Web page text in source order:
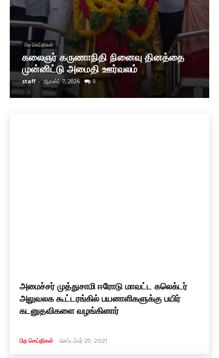
பிற செய்திகள்
கலைஞர் கருணாநிதி நினைவு தினத்தை
முன்னிட்டு அமைதி ஊர்வலம்
staff - ஆகஸ்ட் 7, 2026 0
அமைச்சர் முத்துசாமி ஈரோடு மாவட்ட கலெக்டர்
அலுவலக கூட்டரங்கில் பயனாளிகளுக்கு பயிர்
கடனுதவிகளை வழங்கினார்
பிற செய்திகள் செப்டம்பர் 29, 2021